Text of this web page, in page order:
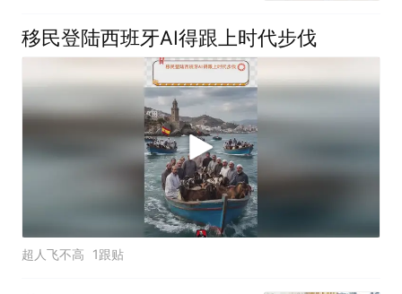
移民登陆西班牙AI得跟上时代步伐
超人飞不高 1跟贴